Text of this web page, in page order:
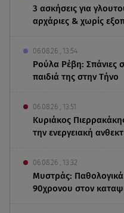
3 ασκήσεις για
αρχάριες & χωρίς
06.08.26 , 13:54
Ρούλα Ρέβη: Σπάνιες
παιδιά της στην Τήνο
06.08.26 , 13:51
Κυριάκος
την ενεργειακή
06.08.26 , 13:32
Μυστράς: Παθολογικά
90χρονου στον